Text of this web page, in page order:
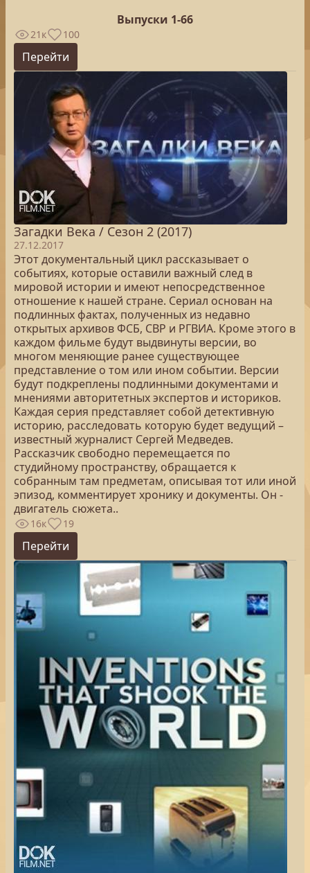
Выпуски 1-66
21к 100
Перейти
Загадки Века / Сезон 2 (2017)
27.12.2017
Этот документальный цикл рассказывает о
событиях, которые оставили важный след в
мировой истории и имеют непосредственное
отношение к нашей стране. Сериал основан на
подлинных фактах, полученных из недавно
открытых архивов ФСБ, СВР и РГВИА. Кроме этого в
каждом фильме будут выдвинуты версии, во
многом меняющие ранее существующее
представление о том или ином событии. Версии
будут подкреплены подлинными документами и
мнениями авторитетных экспертов и историков.
Каждая серия представляет собой детективную
историю, расследовать которую будет ведущий –
известный журналист Сергей Медведев.
Рассказчик свободно перемещается по
студийному пространству, обращается к
собранным там предметам, описывая тот или иной
эпизод, комментирует хронику и документы. Он -
двигатель сюжета..
16к 19
Перейти